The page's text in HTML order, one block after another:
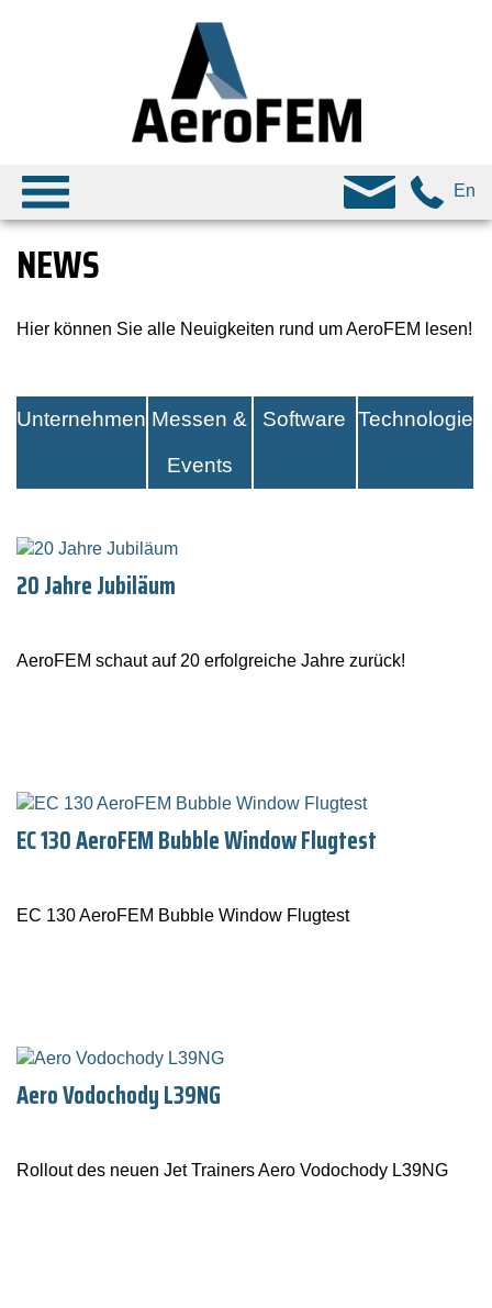
En
NEWS
Hier können Sie alle Neuigkeiten rund um AeroFEM lesen!
Unternehmen Messen &
Events
Software Technologie
20 Jahre Jubiläum
AeroFEM schaut auf 20 erfolgreiche Jahre zurück!
EC 130 AeroFEM Bubble Window Flugtest
EC 130 AeroFEM Bubble Window Flugtest
Aero Vodochody L39NG
Rollout des neuen Jet Trainers Aero Vodochody L39NG